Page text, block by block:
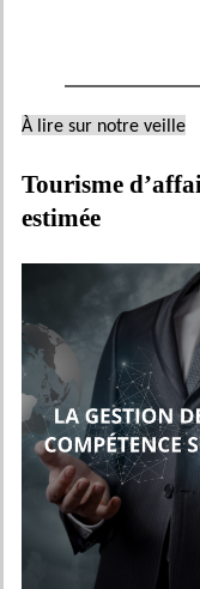
À lire sur notre veille
Tourisme
estimée